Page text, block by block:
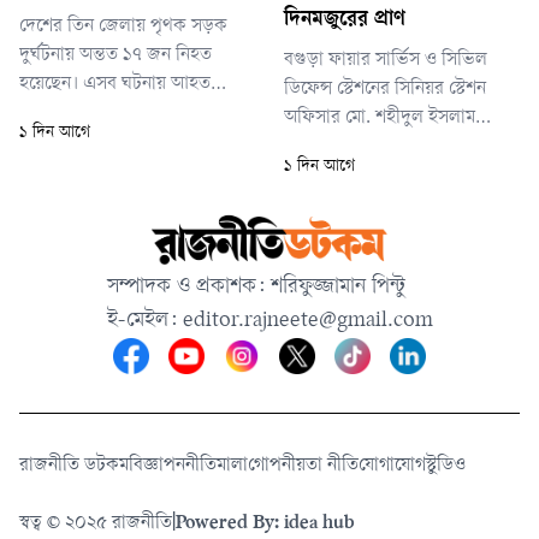
দেশের তিন জেলায় পৃথক সড়ক
দুর্ঘটনায় অন্তত ১৭ জন নিহত
হয়েছেন। এসব ঘটনায় আহত
শুক্রবার (৭ আগস্ট) সকালে সিলেট
ট্রাকের মুখোমুখি সংঘর্ষে এক
১ দিন আগে
দিনমজুরের প্রাণ
বগুড়া ফায়ার সার্ভিস ও সিভিল
ডিফেন্স স্টেশনের সিনিয়র স্টেশন
অফিসার মো. শহীদুল ইসলাম
দুর্ঘটনাস্থলেই তিনজন প্রাণ
হাসপাতালে নিয়ে যাওয়ার পরপরই
তিনজনকে মৃত ঘোষণা করেন
চিকিৎসকরা। পরে চিকিৎসাধীন
অবস্থায় মৃত্যু হয়েছে আরও
একজনের।
১ দিন আগে
সম্পাদক ও প্রকাশক: শরিফুজ্জামান পিন্টু
ই-মেইল: editor.rajneete@gmail.com
রাজনীতি ডটকমবিজ্ঞাপননীতিমালাগোপনীয়তা নীতিযোগাযোগস্টুডিও
স্বত্ব © ২০২৫ রাজনীতিPowered By: idea hub